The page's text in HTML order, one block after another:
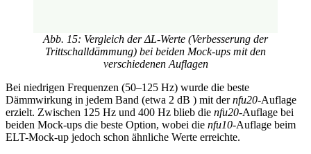
Abb. 15: Vergleich der ΔL-Werte (Verbesserung der
Trittschalldämmung) bei beiden Mock-ups mit den
verschiedenen Auflagen
Bei niedrigen Frequenzen (50–125 Hz) wurde die beste
Dämmwirkung in jedem Band (etwa 2 dB ) mit dernfu20-Auflage
erzielt. Zwischen 125 Hz und 400 Hz blieb die nfu20-Auflage bei
beiden Mock-ups die beste Option, wobei die nfu10-Auflage beim
ELT-Mock-up jedoch schon ähnliche Werte erreichte.